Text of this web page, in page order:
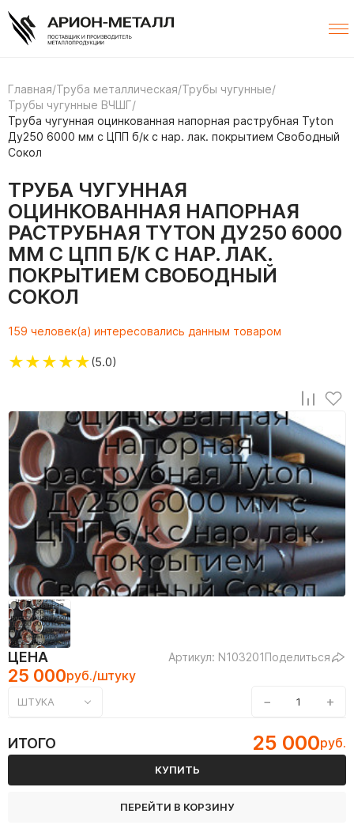
Главная/Труба металлическая/Трубы чугунные/
Трубы чугунные ВЧШГ/
Труба чугунная оцинкованная напорная раструбная Tyton
Ду250 6000 мм с ЦПП б/к с нар. лак. покрытием Свободный
Сокол
ТРУБА ЧУГУННАЯ
ОЦИНКОВАННАЯ НАПОРНАЯ
РАСТРУБНАЯ TYTON ДУ250 6000
ММ С ЦПП Б/К С НАР. ЛАК.
ПОКРЫТИЕМ СВОБОДНЫЙ
СОКОЛ
159 человек(а) интересовались данным товаром
★★★★★(5.0)
ЦЕНА Артикул: N103201Поделиться
25 000руб./штуку
ШТУКА − +
ИТОГО 25 000руб.
КУПИТЬ
ПЕРЕЙТИ В КОРЗИНУ